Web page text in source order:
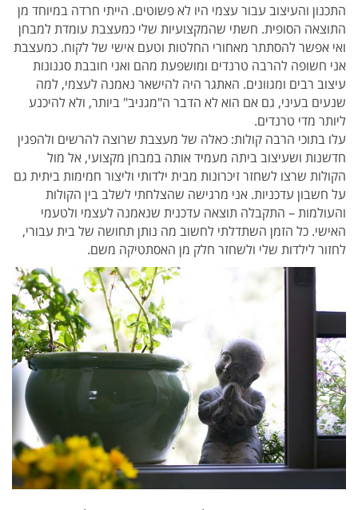
התכנון והעיצוב עבור עצמי היו לא פשוטים. הייתי חרדה במיוחד מן
התוצאה הסופית. חשתי שהמקצועיות שלי כמעצבת עומדת למבחן
ואי אפשר להסתתר מאחורי החלטות וטעם אישי של לקוח. כמעצבת
אני חשופה להרבה טרנדים ומושפעת מהם ואני חובבת סגנונות
עיצוב רבים ומגוונים. האתגר היה להישאר נאמנה לעצמי, למה
שנעים בעיני, גם אם הוא לא הדבר ה"מגניב" ביותר, ולא להיכנע
ליותר מדי טרנדים.
עלו בתוכי הרבה קולות: כאלה של מעצבת שרוצה להרשים ולהפגין
חדשנות ושעיצוב ביתה מעמיד אותה במבחן מקצועי, אל מול
הקולות שרצו לשחזר זיכרונות מבית ילדותי וליצור חמימות ביתית גם
על חשבון עדכניות. אני מרגישה שהצלחתי לשלב בין הקולות
והעולמות – התקבלה תוצאה עדכנית שנאמנה לעצמי ולטעמי
האישי. כל הזמן השתדלתי לחשוב מה נותן תחושה של בית עבורי,
לחזור לילדות שלי ולשחזר חלק מן האסתטיקה משם.